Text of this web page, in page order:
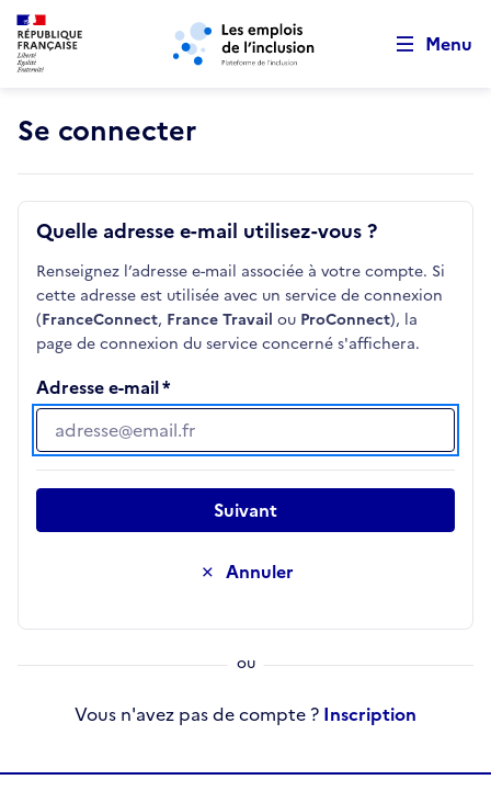
Aller au menu principal Aller au contenu principal
Menu
Se connecter
Quelle adresse e-mail utilisez-vous ?
Renseignez l’adresse e-mail associée à votre compte. Si
cette adresse est utilisée avec un service de connexion
(FranceConnect, France Travail ou ProConnect), la
page de connexion du service concerné s'affichera.
Adresse e-mail
Adresse e-mail
Annuler
Suivant
Vous n'avez pas de compte ? Inscription
Retour au début de la page
Panneau de gestion des cookies